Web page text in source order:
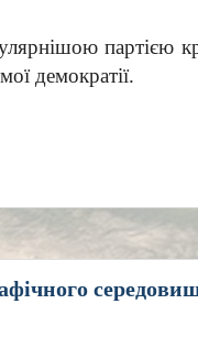
партією
демократії.